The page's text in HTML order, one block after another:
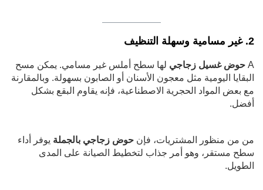
2. غير مسامية وسهلة التنظيف
A حوض غسيل زجاجي لها سطح أملس غير مسامي. يمكن مسح
البقايا اليومية مثل معجون الأسنان أو الصابون بسهولة. وبالمقارنة
مع بعض المواد الحجرية الاصطناعية، فإنه يقاوم البقع بشكل
أفضل.
من من منظور المشتريات، فإن حوض زجاجي بالجملة يوفر أداء
سطح مستقر، وهو أمر جذاب لتخطيط الصيانة على المدى
الطويل.